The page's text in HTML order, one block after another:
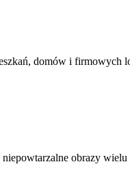
domów i firmowych
obrazy